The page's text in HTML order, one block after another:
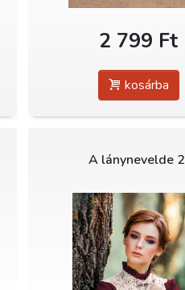
2 799 Ft
kosárba
A lánynevelde